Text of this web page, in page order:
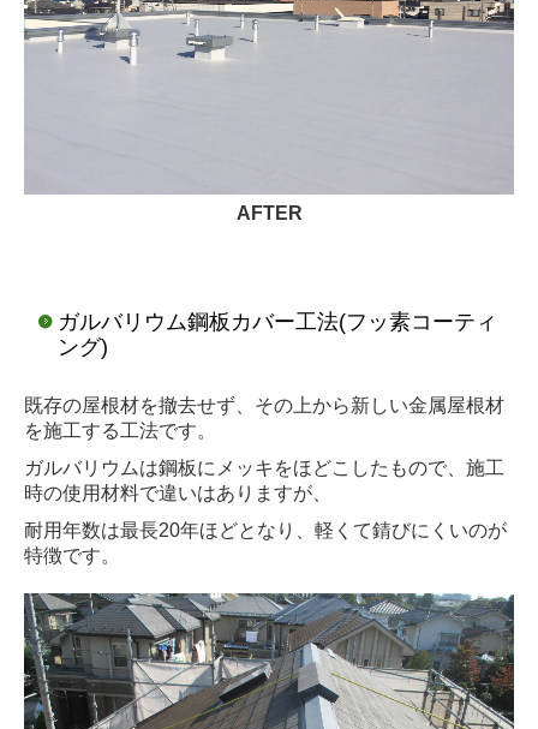
AFTER
ガルバリウム鋼板カバー工法(フッ素コーティ
ング)
既存の屋根材を撤去せず、その上から新しい金属屋根材
を施工する工法です。
ガルバリウムは鋼板にメッキをほどこしたもので、施工
時の使用材料で違いはありますが、
耐用年数は最長20年ほどとなり、軽くて錆びにくいのが
特徴です。